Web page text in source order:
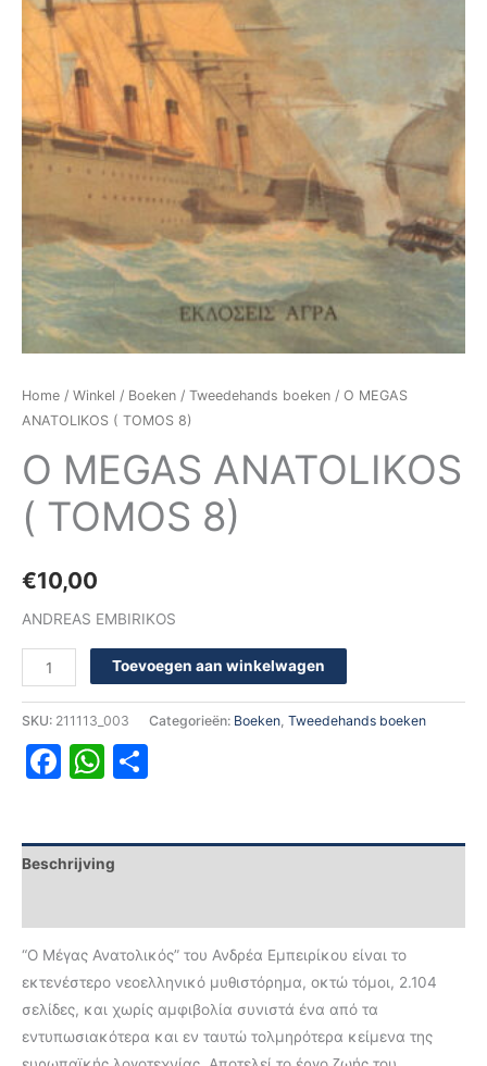
Home / Winkel / Boeken / Tweedehands boeken / O MEGAS
ANATOLIKOS ( TOMOS 8)
O MEGAS ANATOLIKOS
( TOMOS 8)
€10,00
ANDREAS EMBIRIKOS
Toevoegen aan winkelwagen
SKU: 211113_003 Categorieën: Boeken Tweedehands boeken
Facebook
WhatsApp
Beschrijving
“Ο Μέγας Ανατολικός” του Ανδρέα Εμπειρίκου είναι το
εκτενέστερο νεοελληνικό μυθιστόρημα, οκτώ τόμοι, 2.104
σελίδες, και χωρίς αμφιβολία συνιστά ένα από τα
εντυπωσιακότερα και εν ταυτώ τολμηρότερα κείμενα της